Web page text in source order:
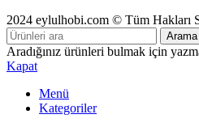
2024 eylulhobi.com © Tüm Hakları
Arama
Aradığınız ürünleri bulmak için
Kapat
Menü
Kategoriler